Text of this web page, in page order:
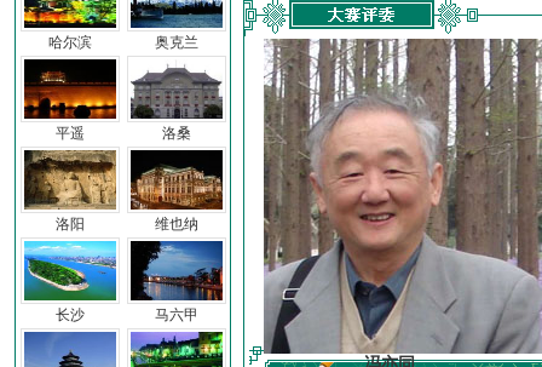
哈尔滨
平遥
洛阳
长沙
奥克兰
洛桑
维也纳
马六甲